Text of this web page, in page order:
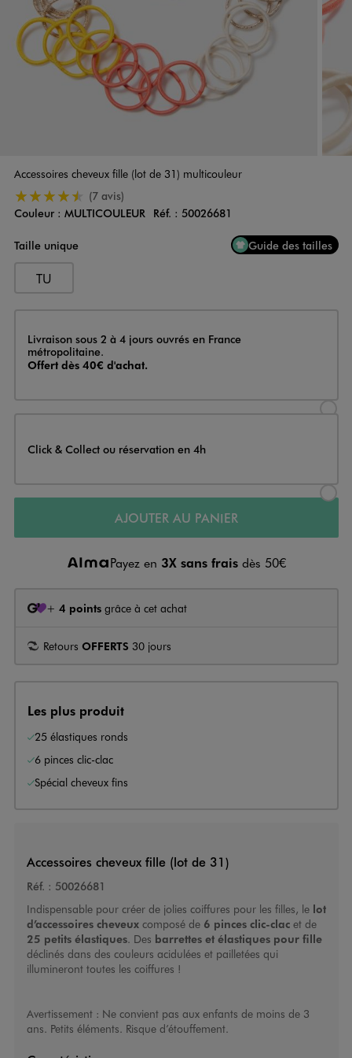
Accessoires cheveux fille (lot de 31) multicouleur
4.5/5 de moyenne
(7 avis)
Couleur
Couleur : MULTICOULEUR Réf. : 50026681
Taille unique
Guide des tailles
TU
Livraison
Livraison sous 2 à 4 jours ouvrés en France
métropolitaine.
Offert dès 40€ d'achat.
Click & Collect ou réservation en 4h
AJOUTER AU PANIER
Payez en 3X sans frais dès 50€
+ 4 points grâce à cet achat
Retours OFFERTS 30 jours
Les plus produit
25 élastiques ronds
6 pinces clic-clac
Spécial cheveux fins
Accessoires cheveux fille (lot de 31)
Réf. : 50026681
Indispensable pour créer de jolies coiffures pour les filles, le lot
d’accessoires cheveuxcomposé de 6 pinces clic-clac et de
25 petits élastiques. Des barrettes et élastiques pour fille
déclinés dans des couleurs acidulées et pailletées qui
illumineront toutes les coiffures !
Avertissement : Ne convient pas aux enfants de moins de 3
ans. Petits éléments. Risque d’étouffement.